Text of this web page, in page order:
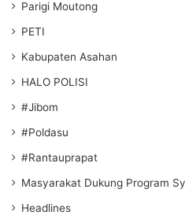
Parigi Moutong
PETI
Kabupaten Asahan
HALO POLISI
#Jibom
#Poldasu
#Rantauprapat
Masyarakat Dukung Program
Headlines